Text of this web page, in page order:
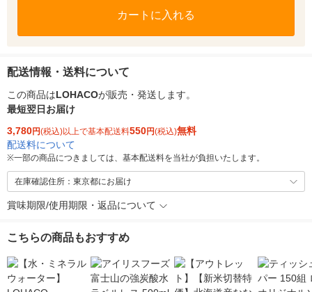
カートに入れる
配送情報・送料について
この商品はLOHACOが販売・発送します。
最短翌日お届け
3,780円(税込)以上で基本配送料550円(税込)無料
配送料について
※一部の商品につきましては、基本配送料を当社が負担いたします。
在庫確認住所：東京都にお届け
賞味期限/使用期限・返品について
こちらの商品もおすすめ